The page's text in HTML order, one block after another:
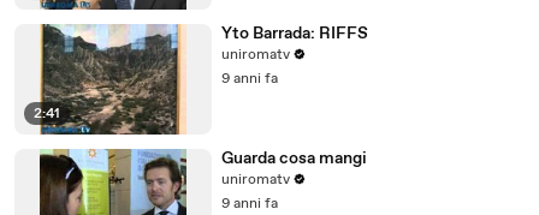
2:41
Yto Barrada: RIFFS
uniromatv
9 anni fa
Guarda cosa mangi
uniromatv
9 anni fa